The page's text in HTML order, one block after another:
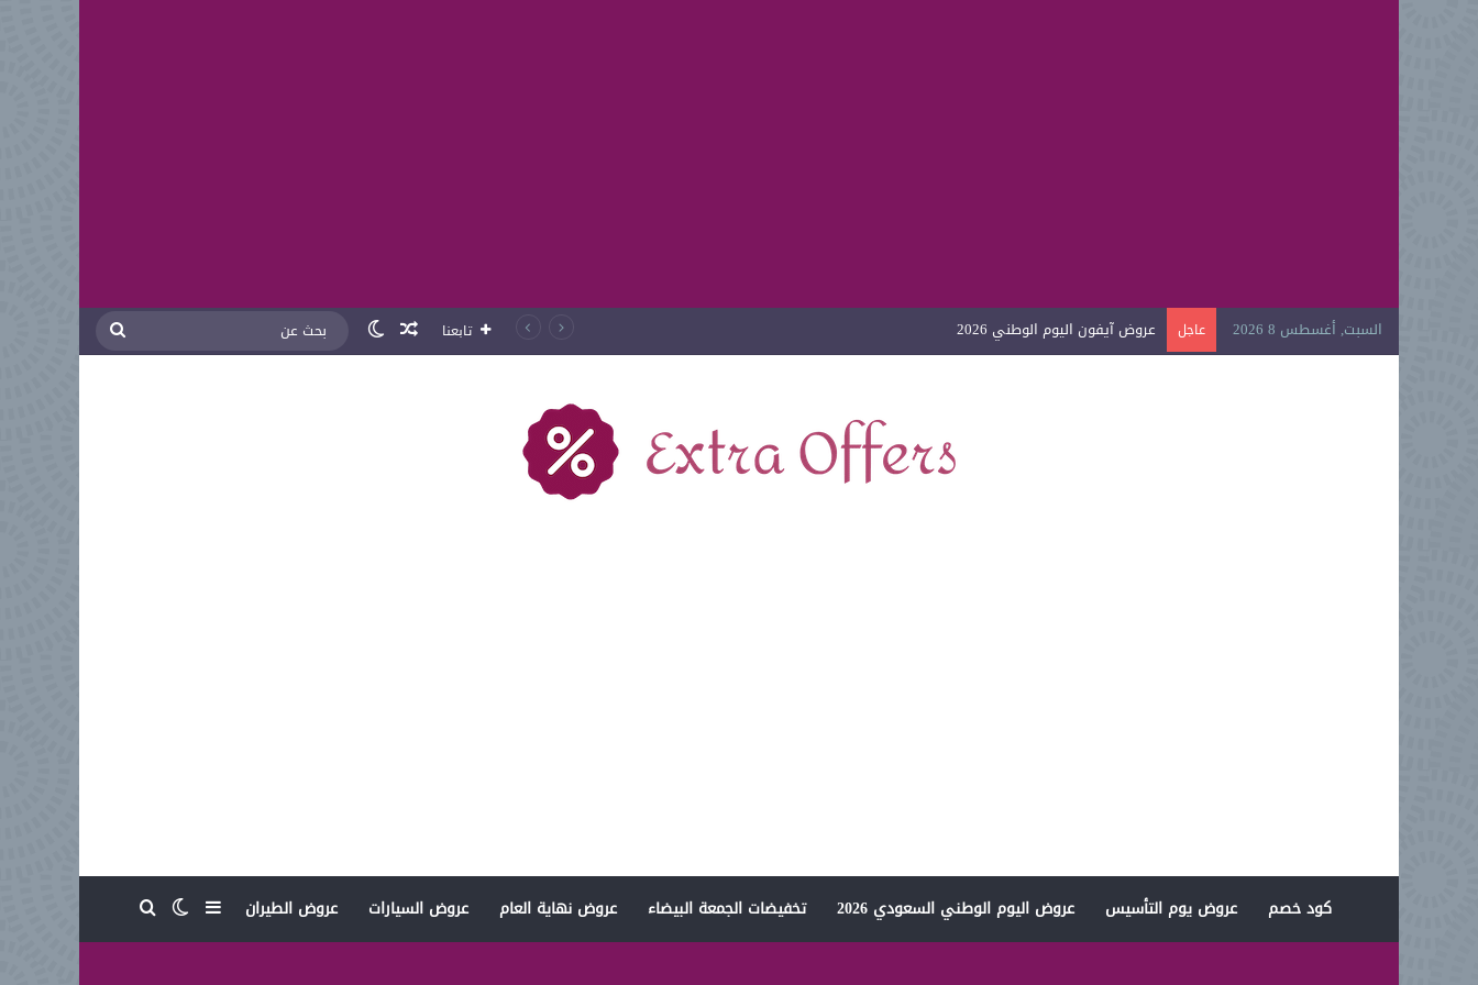
السبت, أغسطس 8 2026 عاجل عروض آيفون اليوم الوطني 2026 تابعنا مقال عشوائي
الوضع المظلم
بحث
كود خصم عروض يوم التأسيس عروض اليوم الوطني السعودي 2026 تخفيضات الجمعة البيضاء عروض نهاية العام عروض السيارات عروض الطيران إضافة عمود جانبي
الوضع المظلم
بحث عن